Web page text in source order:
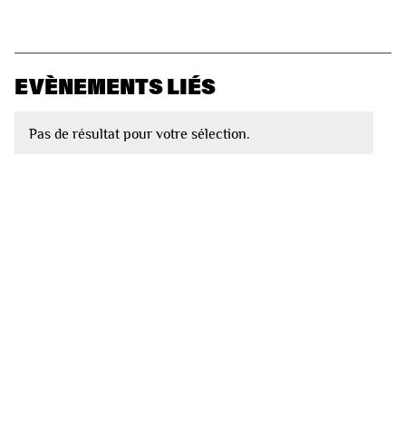
EVÈNEMENTS LIÉS
Pas de résultat pour votre sélection.